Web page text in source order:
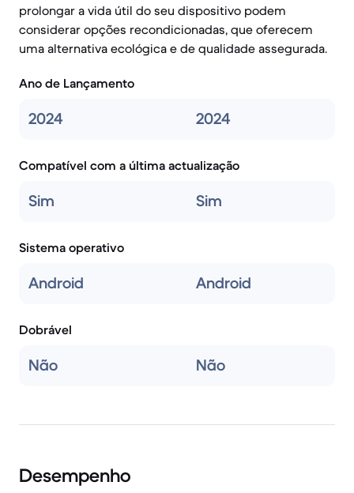
prolongar a vida útil do seu dispositivo podem
considerar opções recondicionadas, que oferecem
uma alternativa ecológica e de qualidade assegurada.
Ano de Lançamento
2024 2024
Compatível com a última actualização
Sim Sim
Sistema operativo
Android Android
Dobrável
Não Não
Desempenho